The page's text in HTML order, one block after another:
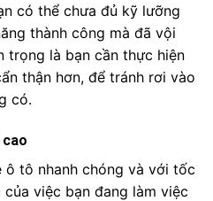
có thể chưa đủ kỹ lưỡng
thành công mà đã vội
trọng là bạn cần thực hiện
thận hơn, để tránh rơi vào
có.
cao
ô tô nhanh chóng và với tốc
việc bạn đang làm việc